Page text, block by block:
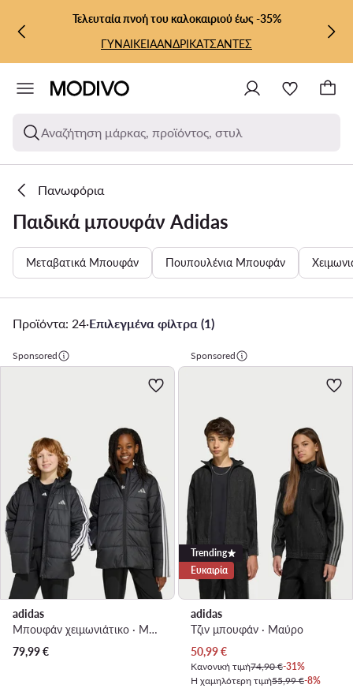
ΜΕΤΆΒΑΣΗ ΣΤΟ ΚΎΡΙΟ ΠΕΡΙΕΧΌΜΕΝΟ
ΜΕΤΆΒΑΣΗ ΣΤΗΝ ΑΝΑΖΉΤΗΣΗ
Τελευταία πνοή του καλοκαιριού έως -35%
ΓΥΝΑΙΚΕΙΑΑΝΔΡΙΚΑΤΣΑΝΤΕΣ
Αναζήτηση μάρκας, προϊόντος, στυλ
Πανωφόρια
Παιδικά μπουφάν Adidas
Μεταβατικά Μπουφάν Πουπουλένια Μπουφάν
Προϊόντα: 24·Επιλεγμένα φίλτρα (1)
Sponsored
adidas
Μπουφάν χειμωνιάτικο · Μαύρο
79,99€
Sponsored
Trending
Ευκαιρία
adidas
Τζιν μπουφάν · Μαύρο
Τρέχουσα τιμή
50,99€
Κανονική τιμή74,90 €-31%
Η χαμηλότερη τιμή55,99 €-8%